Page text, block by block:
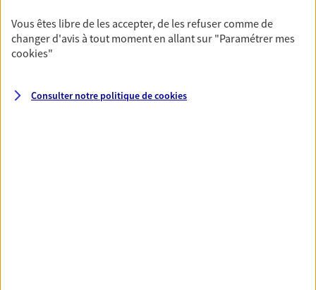
N° Orias * (orias.fr) : 15002223
Mandataire d'Assurance AXA Epargne et
Vous êtes libre de les accepter, de les refuser comme de
changer d'avis à tout moment en allant sur "Paramétrer mes
cookies"
Consulter notre politique decookies